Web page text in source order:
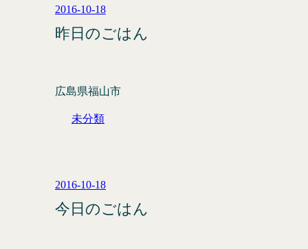
2016-10-18
昨日のごはん
広島県福山市
未分類
2016-10-18
今日のごはん